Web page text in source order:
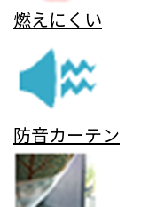
燃えにくい
防音カーテン